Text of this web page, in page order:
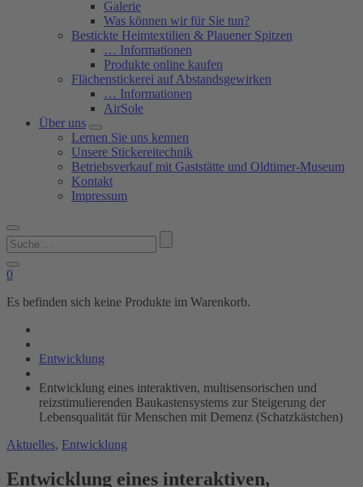
Galerie
Was können wir für Sie tun?
Bestickte Heimtextilien & Plauener Spitzen
… Informationen
Produkte online kaufen
Flächenstickerei auf Abstandsgewirken
… Informationen
AirSole
Über uns
Lernen Sie uns kennen
Unsere Stickereitechnik
Betriebsverkauf mit Gaststätte und Oldtimer-Museum
Kontakt
Impressum
Suchen
nach:
0
Es befinden sich keine Produkte im Warenkorb.
Entwicklung
Entwicklung eines interaktiven, multisensorischen und
reizstimulierenden Baukastensystems zur Steigerung der
Lebensqualität für Menschen mit Demenz (Schatzkästchen)
Aktuelles, Entwicklung
Entwicklung eines interaktiven,